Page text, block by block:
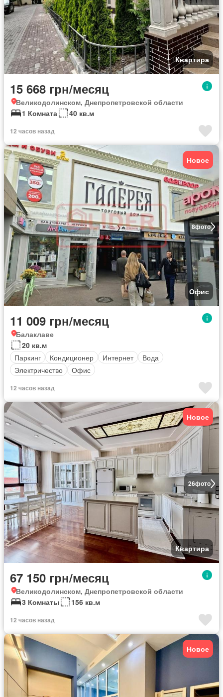
Квартира
15 668 грн/месяц
Великодолинском, Днепропетровской области
1 Комната
40 кв.м
12 часов назад
8фото
Новое
Офис
11 009 грн/месяц
Балаклаве
20 кв.м
Паркинг
Кондиционер Интернет
Вода
Электричество
Офис
12 часов назад
26фото
Новое
Квартира
67 150 грн/месяц
Великодолинском, Днепропетровской области
3 Комнаты
156 кв.м
12 часов назад
Новое